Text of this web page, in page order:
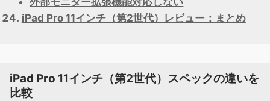
iPad Pro 11インチ（第2世代）レビュー：まとめ
iPad Pro 11インチ（第2世代）スペックの違いを
比較